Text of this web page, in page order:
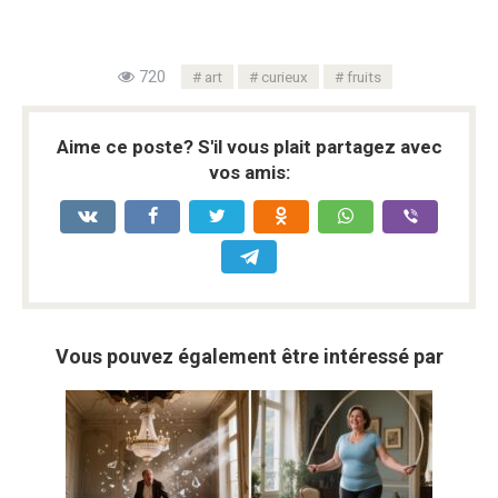
720 art curieux fruits
Aime ce poste? S'il vous plait partagez avec
vos amis:
Vous pouvez également être intéressé par